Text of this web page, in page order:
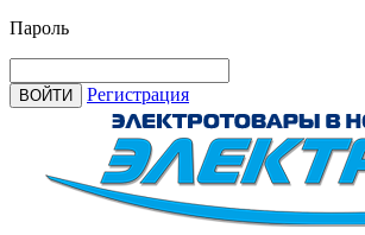
Пароль
ВОЙТИ Регистрация